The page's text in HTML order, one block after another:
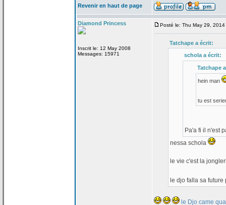
Revenir en haut de page
Diamond Princess
Inscrit le: 12 May 2008
Messages: 15971
Posté le: Thu May 29,
Tatchape a écrit:
schola aécrit:
Tatchape a
hein man
tu est
Pa'afi il n'est
nessa schola
le vie c'est la
le djo falla sa
le Djo came